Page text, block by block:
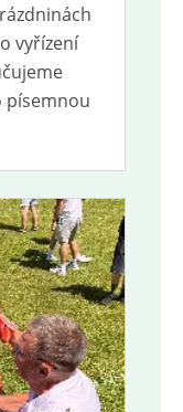
vyřízení
písemnou